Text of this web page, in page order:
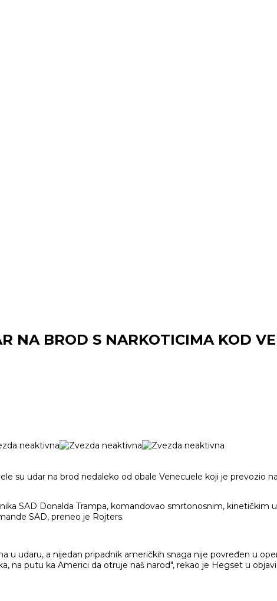
NA BROD S NARKOTICIMA KOD
su udar na brod nedaleko od obale Venecuele koji je prevozio
SAD Donalda Trampa, komandovao smrtonosnim,
SAD, preneo je Rojters.
u udaru, a nijedan pripadnik američkih snaga nije povređen u
na putu ka Americi da otruje naš narod", rekao je Hegset u